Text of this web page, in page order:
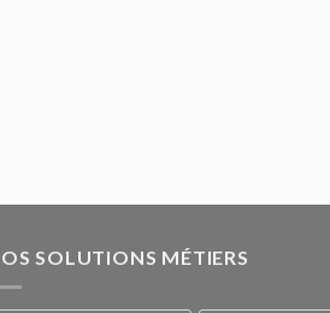
SOLUTIONS MÉTIERS